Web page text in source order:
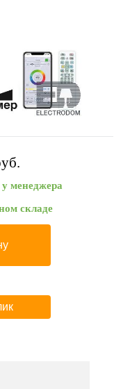
менеджера
складе